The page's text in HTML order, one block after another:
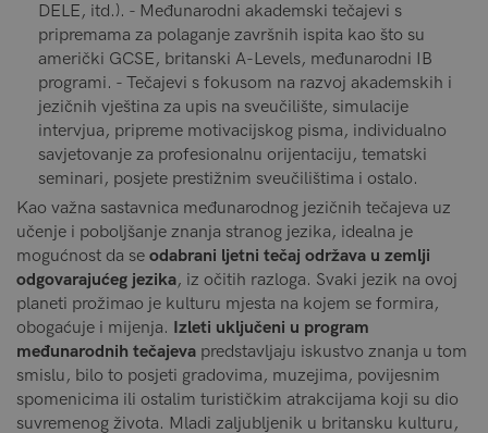
DELE, itd.). - Međunarodni akademski tečajevi s
pripremama za polaganje završnih ispita kao što su
američki GCSE, britanski A-Levels, međunarodni IB
programi. - Tečajevi s fokusom na razvoj akademskih i
jezičnih vještina za upis na sveučilište, simulacije
intervjua, pripreme motivacijskog pisma, individualno
savjetovanje za profesionalnu orijentaciju, tematski
seminari, posjete prestižnim sveučilištima i ostalo.
Kao važna sastavnica međunarodnog jezičnih tečajeva uz
učenje i poboljšanje znanja stranog jezika, idealna je
mogućnost da se odabrani ljetni tečaj održava u zemlji
odgovarajućeg jezika, iz očitih razloga. Svaki jezik na ovoj
planeti prožimao je kulturu mjesta na kojem se formira,
obogaćuje i mijenja. Izleti uključeni u program
međunarodnih tečajeva predstavljaju iskustvo znanja u tom
smislu, bilo to posjeti gradovima, muzejima, povijesnim
spomenicima ili ostalim turističkim atrakcijama koji su dio
suvremenog života. Mladi zaljubljenik u britansku kulturu,